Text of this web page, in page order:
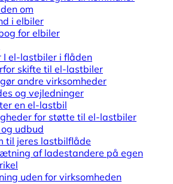
om
i elbiler
for elbiler
I el-lastbiler i flåden
skifte til el-lastbiler
andre virksomheder
og vejledninger
en el-lastbil
for støtte til el-lastbiler
udbud
til jeres lastbilflåde
af ladestandere på egen
uden for virksomheden